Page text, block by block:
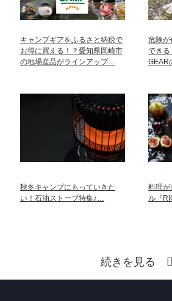
キャンプギアをふるさと納税で
お得に買える！？愛知県岡崎市
の地場産品がラインアップ…
危険が
できる
GEAR
秋冬キャンプにもっていきた
い！石油ストーブ特集♪…
料理が
ル『
続きを見る